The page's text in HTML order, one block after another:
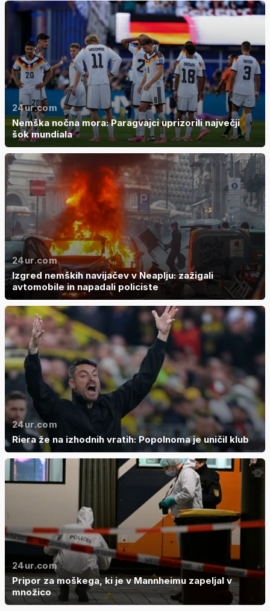
24ur.com
Nemška nočna mora: Paragvajci uprizorili največji
šok mundiala
24ur.com
Izgred nemških navijačev v Neaplju: zažigali
avtomobile in napadali policiste
24ur.com
Riera že na izhodnih vratih: Popolnoma je uničil klub
24ur.com
Pripor za moškega, ki je v Mannheimu zapeljal v
množico